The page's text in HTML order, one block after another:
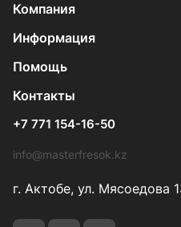
Компания
Информация
Помощь
Контакты
+7 771 154-16-50
info@masterfresok.kz
г. Актобе, ул. Мясоедова